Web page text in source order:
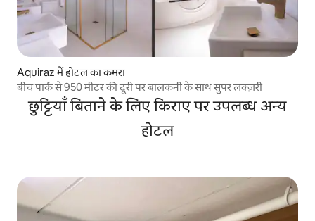
Aquiraz में होटल का कमरा
बीच पार्क से 950 मीटर की दूरी पर बालकनी के साथ सुपर लक्ज़री
छुट्टियाँ बिताने के लिए किराए पर उपलब्ध अन्य
होटल